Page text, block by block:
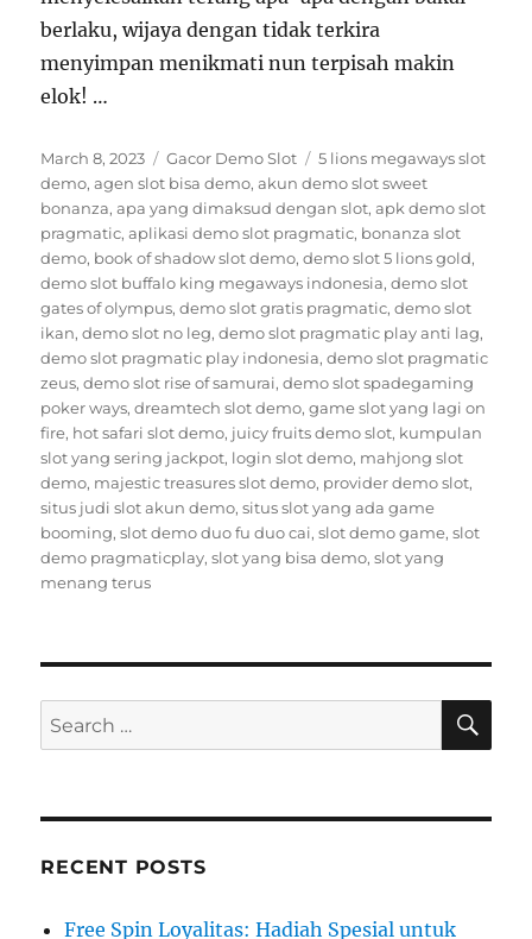
berlaku, wijaya dengan tidak terkira
menyimpan menikmati nun terpisah makin
elok! …
Posted
on
March 8, 2023 Categories
Gacor Demo Slot Tags
5 lions megaways slot
demo,agen slot bisa demo,akun demo slot sweet
bonanza,apa yang dimaksud dengan slot,apk demo slot
pragmatic,aplikasi demo slot pragmatic, bonanza slot
demo, book of shadow slot demo,demo slot 5 lions gold,
demo slot buffalo king megaways indonesia,demo slot
gates of olympus,demo slot gratis pragmatic,demo slot
ikan,demo slot no leg,demo slot pragmatic play anti lag,
demo slot pragmatic play indonesia,demo slot pragmatic
zeus,demo slot rise of samurai,demo slot spadegaming
poker ways,dreamtech slot demo,game slot yang lagi on
fire, hot safari slot demo, juicy fruits demo slot, kumpulan
slot yang sering jackpot, login slot demo, mahjong slot
demo, majestic treasures slot demo, provider demo slot,
situs judi slot akun demo,situs slot yang ada game
booming,slot demo duo fu duo cai,slot demo game,slot
demo pragmaticplay,slot yang bisa demo,slot yang
menang terus
Search
for:
RECENT POSTS
Free Spin Loyalitas: Hadiah Spesial untuk